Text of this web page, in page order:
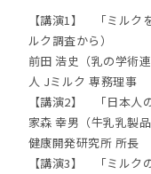
【講演1】 「ミルク
ルク調査から）
前田 浩史（乳の学術
人 Jミルク 専務理事
【講演2】 「日本人
家森 幸男（牛乳乳製
健康開発研究所 所長
【講演3】 「ミルク